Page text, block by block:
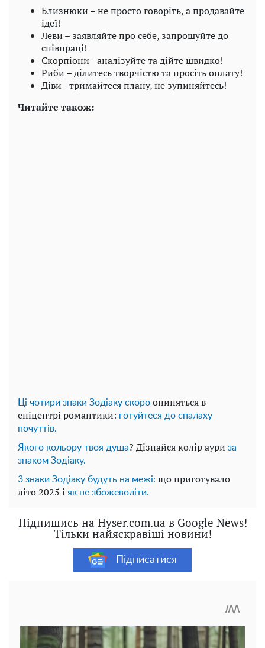
Близнюки – не просто говоріть, а продавайте
ідеї!
Леви – заявляйте про себе, запрошуйте до
співпраці!
Скорпіони - аналізуйте та дійте швидко!
Риби – ділитесь творчістю та просіть оплату!
Діви - тримайтеся плану, не зупиняйтесь!
Читайте також:
Ці чотири знаки Зодіаку скоро опиняться в
епіцентрі романтики: готуйтеся до спалаху
почуттів.
Якого кольору твоя душа? Дізнайся колір аури за
знаком Зодіаку.
3 знаки Зодіаку будуть на межі: що приготувало
літо 2025 і як не збожеволіти.
Підпишись на Hyser.com.ua в Google News!
Тільки найяскравіші новини!
Підписатися